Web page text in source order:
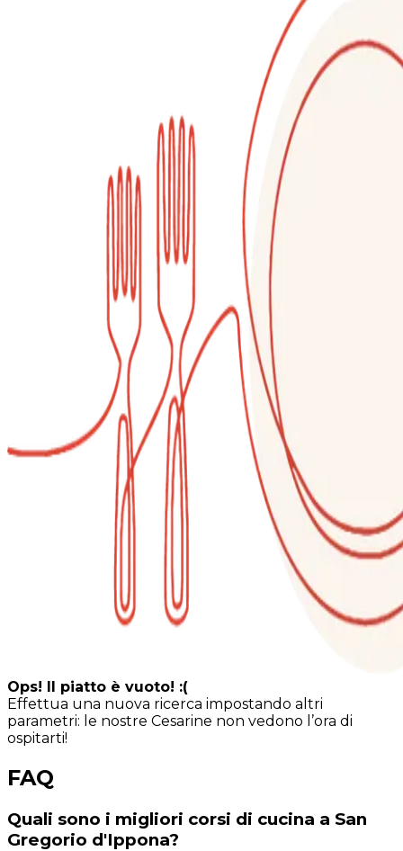
Ops! Il piatto è vuoto! :(
Effettua una nuova ricerca impostando altri
parametri: le nostre Cesarine non vedono l’ora di
ospitarti!
FAQ
Quali sono i migliori corsi di cucina a San
Gregorio d'Ippona?